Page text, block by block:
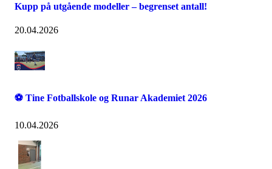
Kupp på utgående modeller – begrenset antall!
20.04.2026
⚽ Tine Fotballskole og Runar Akademiet 2026
10.04.2026